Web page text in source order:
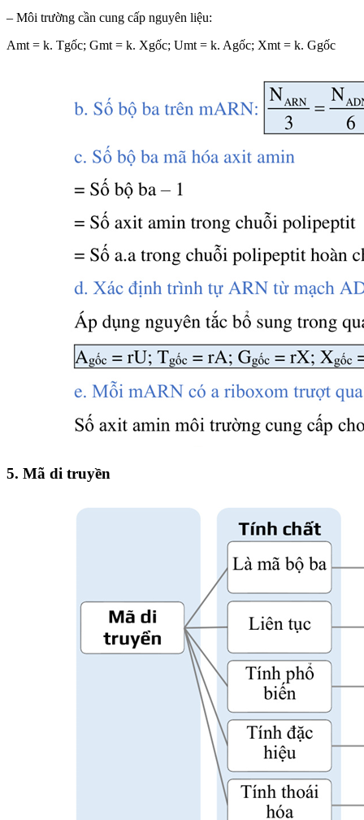
– Môi trường cần cung cấp nguyên liệu:
Amt = k. Tgốc; Gmt = k. Xgốc; Umt = k. Agốc; Xmt = k. Ggốc
5. Mã di truyền